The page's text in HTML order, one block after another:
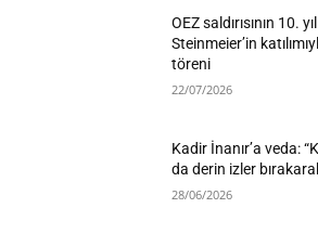
OEZ saldırısının 10.
Steinmeier’in
töreni
22/07/2026
Kadir İnanır’a veda:
da derin izler
28/06/2026